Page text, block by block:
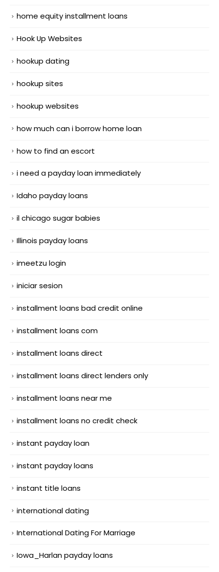
home equity installment loans
Hook Up Websites
hookup dating
hookup sites
hookup websites
how much can i borrow home loan
how to find an escort
i need a payday loan immediately
Idaho payday loans
il chicago sugar babies
Illinois payday loans
imeetzu login
iniciar sesion
installment loans bad credit online
installment loans com
installment loans direct
installment loans direct lenders only
installment loans near me
installment loans no credit check
instant payday loan
instant payday loans
instant title loans
international dating
International Dating For Marriage
Iowa_Harlan payday loans